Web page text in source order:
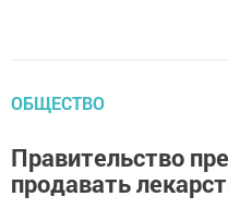
ОБЩЕСТВО
Правительство
продавать